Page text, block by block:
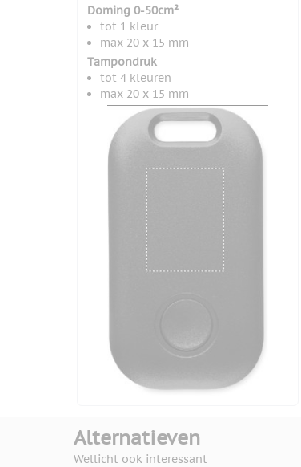
Doming 0-50cm²
tot 1 kleur
max 20 x 15 mm
Tampondruk
tot 4 kleuren
max 20 x 15 mm
Alternatieven
Wellicht ook interessant